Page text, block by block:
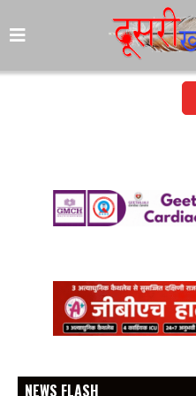
NEWS FLASH